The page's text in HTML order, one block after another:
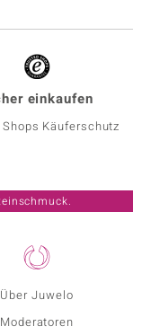
Über Juwelo
Moderatoren
einkaufen
Käuferschutz